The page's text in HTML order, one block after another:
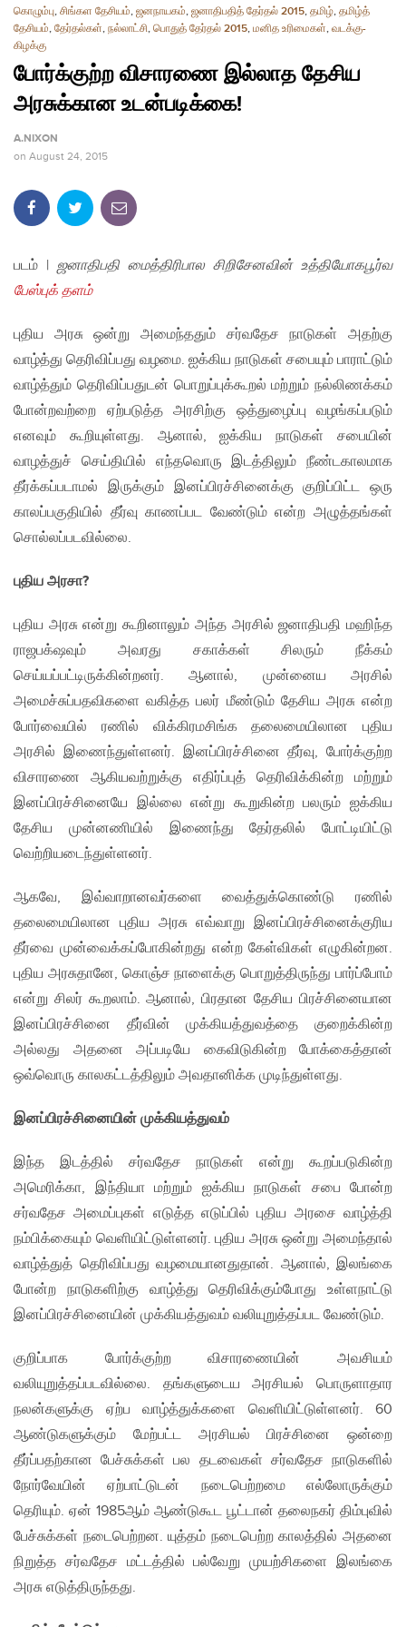
கொழும்பு, சிங்கள தேசியம், ஜனநாயகம், ஜனாதிபதித் தேர்தல் 2015, தமிழ், தமிழ்த்
தேசியம், தேர்தல்கள், நல்லாட்சி, பொதுத் தேர்தல் 2015, மனித உரிமைகள், வடக்கு-
கிழக்கு
போர்க்குற்ற விசாரணை இல்லாத தேசிய
அரசுக்கான உடன்படிக்கை!
A.NIXON
on August 24, 2015
படம் | ஜனாதிபதி மைத்திரிபால சிறிசேனவின் உத்தியோகபூர்வ
பேஸ்புக் தளம்
புதிய அரசு ஒன்று அமைந்ததும் சர்வதேச நாடுகள் அதற்கு
வாழ்த்து தெரிவிப்பது வழமை. ஐக்கிய நாடுகள் சபையும் பாராட்டும்
வாழ்த்தும் தெரிவிப்பதுடன் பொறுப்புக்கூறல் மற்றும் நல்லிணக்கம்
போன்றவற்றை ஏற்படுத்த அரசிற்கு ஒத்துழைப்பு வழங்கப்படும்
எனவும் கூறியுள்ளது. ஆனால், ஐக்கிய நாடுகள் சபையின்
வாழத்துச் செய்தியில் எந்தவொரு இடத்திலும் நீண்டகாலமாக
தீர்க்கப்படாமல் இருக்கும் இனப்பிரச்சினைக்கு குறிப்பிட்ட ஒரு
காலப்பகுதியில் தீர்வு காணப்பட வேண்டும் என்ற அழுத்தங்கள்
சொல்லப்படவில்லை.
புதிய அரசா?
புதிய அரசு என்று கூறினாலும் அந்த அரசில் ஜனாதிபதி மஹிந்த
ராஜபக்‌ஷவும் அவரது சகாக்கள் சிலரும் நீக்கம்
செய்யப்பட்டிருக்கின்றனர். ஆனால், முன்னைய அரசில்
அமைச்சுப்பதவிகளை வகித்த பலர் மீண்டும் தேசிய அரசு என்ற
போர்வையில் ரணில் விக்கிரமசிங்க தலைமையிலான புதிய
அரசில் இணைந்துள்ளனர். இனப்பிரச்சினை தீர்வு, போர்க்குற்ற
விசாரணை ஆகியவற்றுக்கு எதிர்ப்புத் தெரிவிக்கின்ற மற்றும்
இனப்பிரச்சினையே இல்லை என்று கூறுகின்ற பலரும் ஐக்கிய
தேசிய முன்னணியில் இணைந்து தேர்தலில் போட்டியிட்டு
வெற்றியடைந்துள்ளனர்.
ஆகவே, இவ்வாறானவர்களை வைத்துக்கொண்டு ரணில்
தலைமையிலான புதிய அரசு எவ்வாறு இனப்பிரச்சினைக்குரிய
தீர்வை முன்வைக்கப்போகின்றது என்ற கேள்விகள் எழுகின்றன.
புதிய அரசுதானே, கொஞ்ச நாளைக்கு பொறுத்திருந்து பார்ப்போம்
என்று சிலர் கூறலாம். ஆனால், பிரதான தேசிய பிரச்சினையான
இனப்பிரச்சினை தீர்வின் முக்கியத்துவத்தை குறைக்கின்ற
அல்லது அதனை அப்படியே கைவிடுகின்ற போக்கைத்தான்
ஒவ்வொரு காலகட்டத்திலும் அவதானிக்க முடிந்துள்ளது.
இனப்பிரச்சினையின் முக்கியத்துவம்
இந்த இடத்தில் சர்வதேச நாடுகள் என்று கூறப்படுகின்ற
அமெரிக்கா, இந்தியா மற்றும் ஐக்கிய நாடுகள் சபை போன்ற
சர்வதேச அமைப்புகள் எடுத்த எடுப்பில் புதிய அரசை வாழ்த்தி
நம்பிக்கையும் வெளியிட்டுள்ளனர். புதிய அரசு ஒன்று அமைந்தால்
வாழ்த்துத் தெரிவிப்பது வழமையானதுதான். ஆனால், இலங்கை
போன்ற நாடுகளிற்கு வாழ்த்து தெரிவிக்கும்போது உள்ளநாட்டு
இனப்பிரச்சினையின் முக்கியத்துவம் வலியுறுத்தப்பட வேண்டும்.
குறிப்பாக போர்க்குற்ற விசாரணையின் அவசியம்
வலியுறுத்தப்படவில்லை. தங்களுடைய அரசியல் பொருளாதார
நலன்களுக்கு ஏற்ப வாழ்த்துக்களை வெளியிட்டுள்ளனர். 60
ஆண்டுகளுக்கும் மேற்பட்ட அரசியல் பிரச்சினை ஒன்றை
தீர்ப்பதற்கான பேச்சுக்கள் பல தடவைகள் சர்வதேச நாடுகளில்
நோர்வேயின் ஏற்பாட்டுடன் நடைபெற்றமை எல்லோருக்கும்
தெரியும். ஏன் 1985ஆம் ஆண்டுகூட பூட்டான் தலைநகர் திம்புவில்
பேச்சுக்கள் நடைபெற்றன. யுத்தம் நடைபெற்ற காலத்தில் அதனை
நிறுத்த சர்வதேச மட்டத்தில் பல்வேறு முயற்சிகளை இலங்கை
அரசு எடுத்திருந்தது.